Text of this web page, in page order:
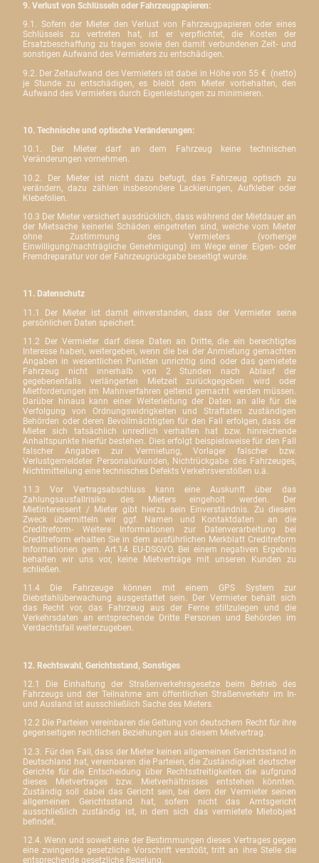
9. Verlust von Schlüsseln oder Fahrzeugpapieren:
9.1. Sofern der Mieter den Verlust von Fahrzeugpapieren oder eines
Schlüssels zu vertreten hat, ist er verpflichtet, die Kosten der
Ersatzbeschaffung zu tragen sowie den damit verbundenen Zeit- und
sonstigen Aufwand des Vermieters zu entschädigen.
9.2. Der Zeitaufwand des Vermieters ist dabei in Höhe von 55 € (netto)
je Stunde zu entschädigen, es bleibt dem Mieter vorbehalten, den
Aufwand des Vermieters durch Eigenleistungen zu minimieren.
10. Technische und optische Veränderungen:
10.1. Der Mieter darf an dem Fahrzeug keine technischen
Veränderungen vornehmen.
10.2. Der Mieter ist nicht dazu befugt, das Fahrzeug optisch zu
verändern, dazu zählen insbesondere Lackierungen, Aufkleber oder
Klebefolien.
10.3 Der Mieter versichert ausdrücklich, dass während der Mietdauer an
der Mietsache keinerlei Schäden eingetreten sind, welche vom Mieter
ohne Zustimmung des Vermieters (vorherige
Einwilligung/nachträgliche Genehmigung) im Wege einer Eigen- oder
Fremdreparatur vor der Fahrzeugrückgabe beseitigt wurde.
11. Datenschutz
11.1 Der Mieter ist damit einverstanden, dass der Vermieter seine
persönlichen Daten speichert.
11.2 Der Vermieter darf diese Daten an Dritte, die ein berechtigtes
Interesse haben, weitergeben, wenn die bei der Anmietung gemachten
Angaben in wesentlichen Punkten unrichtig sind oder das gemietete
Fahrzeug nicht innerhalb von 2 Stunden nach Ablauf der
gegebenenfalls verlängerten Mietzeit zurückgegeben wird oder
Mietforderungen im Mahnverfahren geltend gemacht werden müssen.
Darüber hinaus kann einer Weiterleitung der Daten an alle für die
Verfolgung von Ordnungswidrigkeiten und Straftaten zuständigen
Behörden oder deren Bevollmächtigten für den Fall erfolgen, dass der
Mieter sich tatsächlich unredlich verhalten hat bzw. hinreichende
Anhaltspunkte hierfür bestehen. Dies erfolgt beispielsweise für den Fall
falscher Angaben zur Vermietung, Vorlager falscher bzw.
Verlustgemeldeter Personalurkunden, Nichtrückgabe des Fahrzeuges,
Nichtmitteilung eine technisches Defekts Verkehrsverstößen u.ä.
11.3 Vor Vertragsabschluss kann eine Auskunft über das
Zahlungsausfallrisiko des Mieters eingeholt werden. Der
Mietinteressent / Mieter gibt hierzu sein Einverständnis. Zu diesem
Zweck übermitteln wir ggf. Namen und Kontaktdaten
an die
Creditreform- Weitere Informationen zur Datenverarbeitung bei
Creditreform erhalten Sie in dem ausführlichen Merkblatt Creditreform
Informationen gem. Art.14 EU-DSGVO. Bei einem negativen Ergebnis
behalten wir uns vor, keine Mietverträge mit unseren Kunden zu
schließen.
11.4 Die Fahrzeuge können mit einem GPS System zur
Diebstahlüberwachung ausgestattet sein. Der Vermieter behält sich
das Recht vor, das Fahrzeug aus der Ferne stillzulegen und die
Verkehrsdaten an entsprechende Dritte Personen und Behörden im
Verdachtsfall weiterzugeben.
12. Rechtswahl, Gerichtsstand, Sonstiges
12.1 Die Einhaltung der Straßenverkehrsgesetze beim Betrieb des
Fahrzeugs und der Teilnahme am öffentlichen Straßenverkehr im In-
und Ausland ist ausschließlich Sache des Mieters.
12.2 Die Parteien vereinbaren die Geltung von deutschem Recht für ihre
gegenseitigen rechtlichen Beziehungen aus diesem Mietvertrag.
12.3. Für den Fall, dass der Mieter keinen allgemeinen Gerichtsstand in
Deutschland hat, vereinbaren die Parteien, die Zuständigkeit deutscher
Gerichte für die Entscheidung über Rechtsstreitigkeiten die aufgrund
dieses Mietvertrages bzw. Mietverhältnisses entstehen könnten.
Zuständig soll dabei das Gericht sein, bei dem der Vermieter seinen
allgemeinen Gerichtsstand hat, sofern nicht das Amtsgericht
ausschließlich zuständig ist, in dem sich das vermietete Mietobjekt
befindet.
12.4. Wenn und soweit eine der Bestimmungen dieses Vertrages gegen
eine zwingende gesetzliche Vorschrift verstößt, tritt an ihre Stelle die
entsprechende gesetzliche Regelung.